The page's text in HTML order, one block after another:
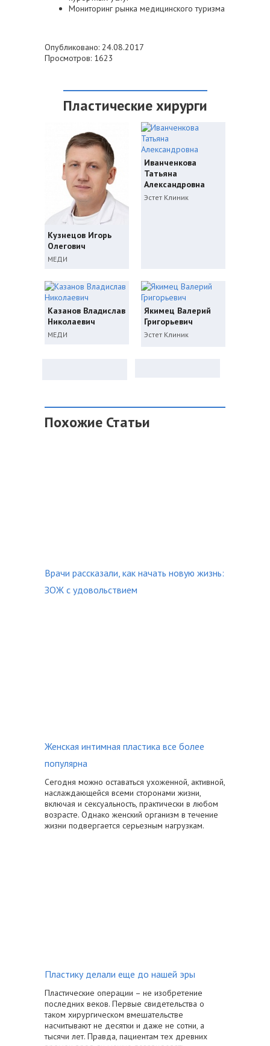
Мониторинг рынка медицинского туризма
Опубликовано: 24.08.2017
Просмотров: 1623
Пластические хирурги
Кузнецов Игорь
Олегович
МЕДИ
Иванченкова
Татьяна
Александровна
Эстет Клиник
Казанов Владислав
Николаевич
МЕДИ
Якимец Валерий
Григорьевич
Эстет Клиник
Похожие Статьи
Врачи рассказали, как начать новую жизнь:
ЗОЖ с удовольствием
Женская интимная пластика все более
популярна
Сегодня можно оставаться ухоженной, активной,
наслаждающейся всеми сторонами жизни,
включая и сексуальность, практически в любом
возрасте. Однако женский организм в течение
жизни подвергается серьезным нагрузкам.
Пластику делали еще до нашей эры
Пластические операции – не изобретение
последних веков. Первые свидетельства о
таком хирургическом вмешательстве
насчитывают не десятки и даже не сотни, а
тысячи лет. Правда, пациентам тех древних